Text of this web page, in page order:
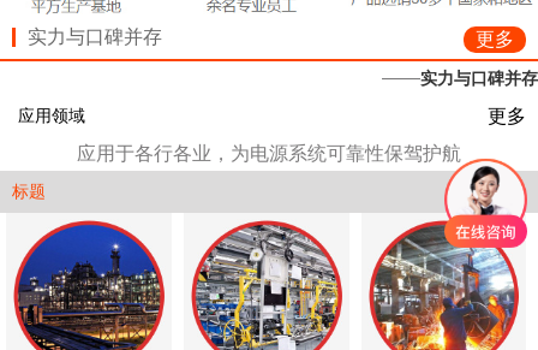
实力与口碑并存
更多
——实力与口碑并存
应用领域
更多
应用于各行各业，为电源系统可靠性保驾护航
标题 更多